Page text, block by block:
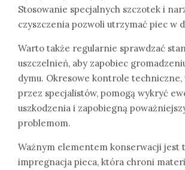
Stosowanie specjalnych szczotek i
czyszczenia pozwoli utrzymać piec w
Warto także regularnie sprawdzać
uszczelnień, aby zapobiec
dymu. Okresowe kontrole techniczne,
przez specjalistów, pomogą wykryć
uszkodzenia i zapobiegną
problemom.
Ważnym elementem konserwacji jest
impregnacja pieca, która chroni